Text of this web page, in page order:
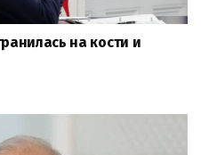
на кости и